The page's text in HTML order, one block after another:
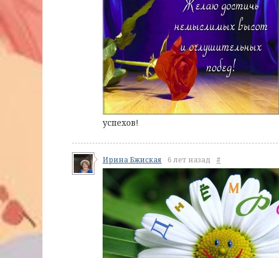
успехов!
Ирина Бжиская 6 лет назад #